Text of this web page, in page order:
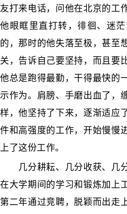
友打来电话，问他在北京的工
他眼眶里直打转，徘徊、迷
的，那时的他失落至极，甚至
关，告诉自己要坚持，而且要
他总是跑得最勤，干得最快的
示作为。肩膀、手磨出血了，
样，他坚持了下来，逐渐适应
件和高强度的工作，开始慢慢
上了这份工作。
几分耕耘、几分收获、几
在大学期间的学习和锻炼加上
第二年通过竞聘，脱颖而出走